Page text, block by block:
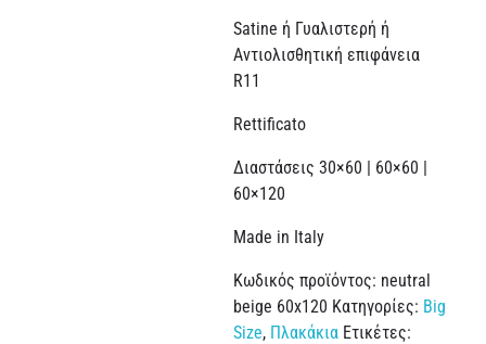
Satine ή Γυαλιστερή ή
Αντιολισθητική επιφάνεια
R11
Rettificato
Διαστάσεις 30×60 | 60×60 |
60×120
Made in Italy
Κωδικός προϊόντος: neutral
beige 60x120 Κατηγορίες: Big
Size, Πλακάκια Ετικέτες: